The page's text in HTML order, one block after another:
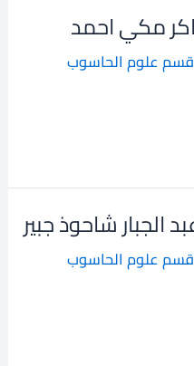
قسم علوم الحاسوب
قسم علوم الحاسوب